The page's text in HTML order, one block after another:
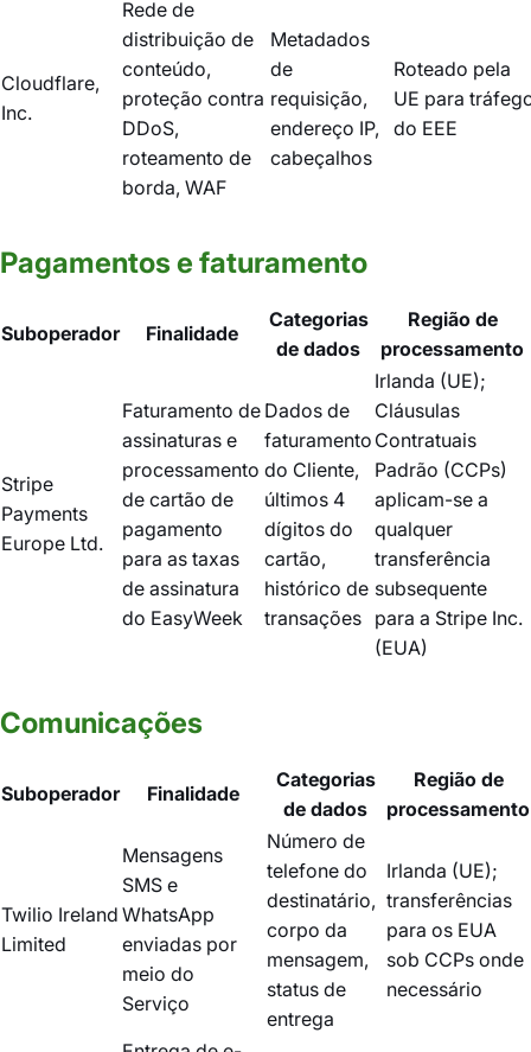
Cloudflare,
Inc.
Rede de
distribuição de
conteúdo,
proteção contra
DDoS,
roteamento de
borda, WAF
Metadados
de
requisição,
endereço IP,
cabeçalhos
Roteado pela
UE para
do EEE
Pagamentos e faturamento
Suboperador Finalidade
Categorias
de dados
Região de
processamento
Stripe
Payments
Europe Ltd.
Faturamento de
assinaturas e
processamento
de cartão de
pagamento
para as taxas
de assinatura
do EasyWeek
Dados de
faturamento
do Cliente,
últimos 4
dígitos do
cartão,
histórico de
transações
Irlanda (UE);
Cláusulas
Contratuais
Padrão (CCPs)
aplicam-se a
qualquer
transferência
subsequente
para a Stripe Inc.
(EUA)
Comunicações
Suboperador Finalidade
Categorias
de dados
Região de
processamento
Twilio Ireland
Limited
Mensagens
SMS e
WhatsApp
enviadas por
meio do
Serviço
Número de
telefone do
destinatário,
corpo da
mensagem,
status de
entrega
Irlanda (UE);
transferências
para os EUA
sob CCPs onde
necessário